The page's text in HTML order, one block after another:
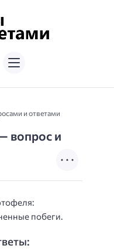
и ответами
вопрос и
побеги.